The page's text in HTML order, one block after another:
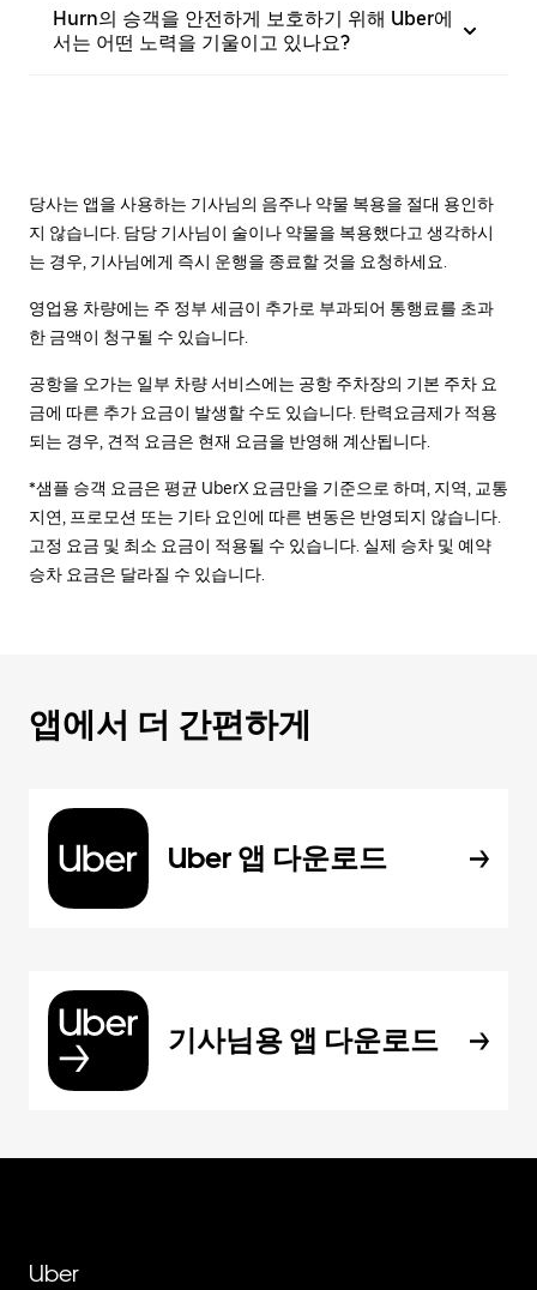
Hurn의 승객을 안전하게 보호하기 위해 Uber에
서는 어떤 노력을 기울이고 있나요?
당사는 앱을 사용하는 기사님의 음주나 약물 복용을 절대 용인하
지 않습니다. 담당 기사님이 술이나 약물을 복용했다고 생각하시
는 경우, 기사님에게 즉시 운행을 종료할 것을 요청하세요.
영업용 차량에는 주 정부 세금이 추가로 부과되어 통행료를 초과
한 금액이 청구될 수 있습니다.
공항을 오가는 일부 차량 서비스에는 공항 주차장의 기본 주차 요
금에 따른 추가 요금이 발생할 수도 있습니다. 탄력요금제가 적용
되는 경우, 견적 요금은 현재 요금을 반영해 계산됩니다.
*샘플 승객 요금은 평균 UberX 요금만을 기준으로 하며, 지역, 교통
지연, 프로모션 또는 기타 요인에 따른 변동은 반영되지 않습니다.
고정 요금 및 최소 요금이 적용될 수 있습니다. 실제 승차 및 예약
승차 요금은 달라질 수 있습니다.
앱에서 더 간편하게
Uber 앱 다운로드
기사님용 앱 다운로드
Uber